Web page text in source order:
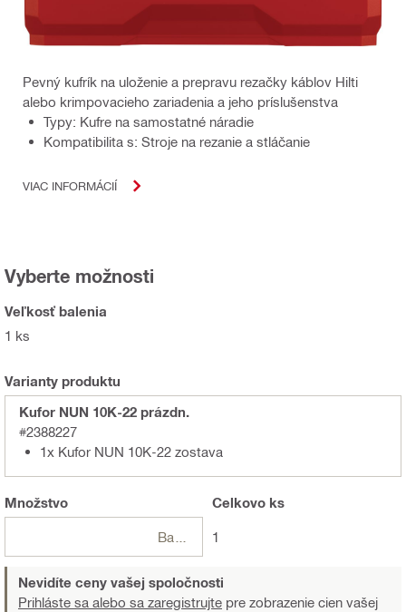
Pevný kufrík na uloženie a prepravu rezačky káblov Hilti
alebo krimpovacieho zariadenia a jeho príslušenstva
Typy: Kufre na samostatné náradie
Kompatibilita s: Stroje na rezanie a stláčanie
VIAC INFORMÁCIÍ
Vyberte možnosti
Veľkosť balenia
1 ks
Varianty produktu
Kufor NUN 10K-22 prázdn.
#2388227
1x Kufor NUN 10K-22 zostava
Množstvo Celkovo ks
1
Nevidíte ceny vašej spoločnosti
Prihláste sa alebo sa zaregistrujte pre zobrazenie cien vašej